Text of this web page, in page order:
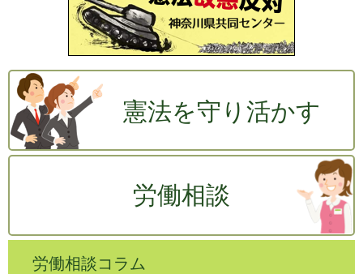
憲法を守り活かす
労働相談
労働相談コラム